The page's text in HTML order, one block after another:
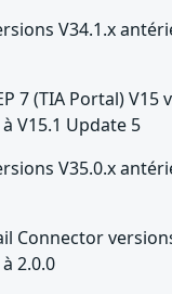
V34.1.x
7 (TIA Portal) V15
V15.1 Update 5
V35.0.x
Connector
2.0.0